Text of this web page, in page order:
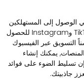
إلى المستهلكين
الأصغر سنًا. يعتمد الجيل Z بشكل كبير على TikTok وInstagram للحصول
التسويق عبر الفيسبوك
يمكنك إنشاء
الضوء على فوائد